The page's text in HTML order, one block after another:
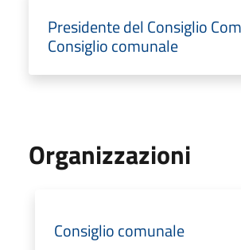
Presidente del Consiglio
Consiglio comunale
Organizzazioni
Consiglio comunale